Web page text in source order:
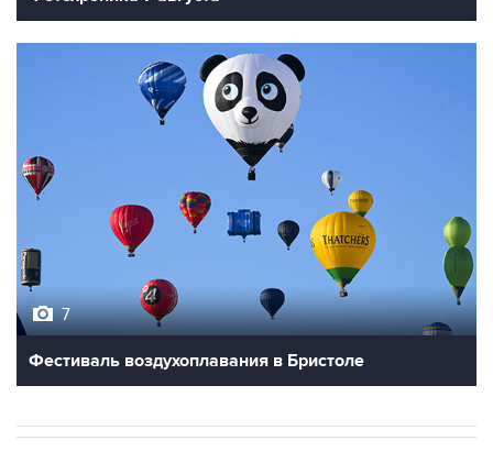
7
Фестиваль воздухоплавания в Бристоле